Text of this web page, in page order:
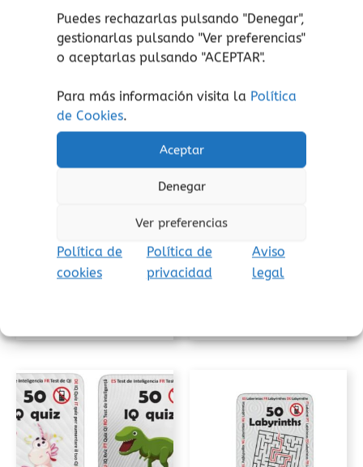
Puedes rechazarlas pulsando "Denegar",
gestionarlas pulsando "Ver preferencias"
o aceptarlas pulsando "ACEPTAR".
Para más información visita la Política
de Cookies.
Aceptar
Denegar
Ver preferencias
Política de
cookies
Política de
privacidad
Aviso
legal
3 Capítulos Mercurio
(Iva incluido)
Añadir al carrito
32,00
Añadir al carrito
Este
producto
tiene
múltiples
variantes.